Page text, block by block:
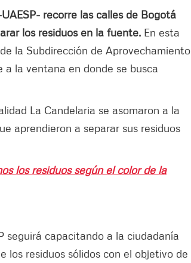
recorre las calles de Bogotá
los residuos en la fuente. En esta
la Subdirección de Aprovechamiento
la ventana en donde se busca
La Candelaria se asomaron a la
aprendieron a separar sus residuos
los residuos según el color de la
seguirá capacitando a la ciudadanía
los residuos sólidos con el objetivo de